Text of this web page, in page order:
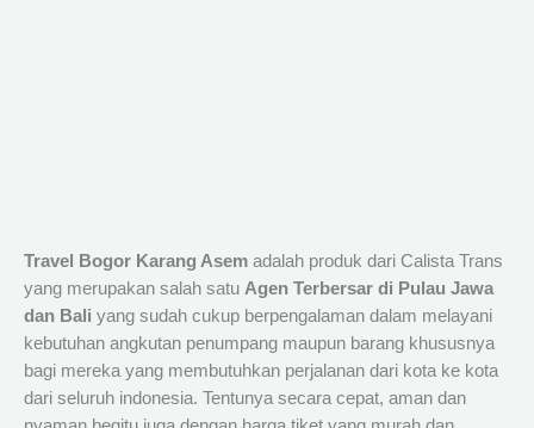
Travel Bogor Karang Asem adalah produk dari Calista Trans
yang merupakan salah satu Agen Terbersar di Pulau Jawa
dan Bali yang sudah cukup berpengalaman dalam melayani
kebutuhan angkutan penumpang maupun barang khususnya
bagi mereka yang membutuhkan perjalanan dari kota ke kota
dari seluruh indonesia. Tentunya secara cepat, aman dan